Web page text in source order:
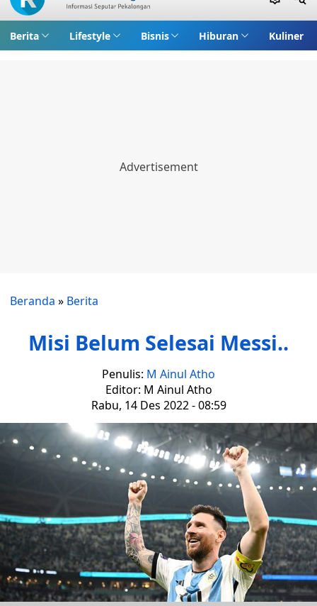
Berita Lifestyle Bisnis Hiburan Kuliner
Beranda » Berita
Misi Belum Selesai Messi..
Penulis: M Ainul Atho
Editor: M Ainul Atho
Rabu, 14 Des 2022 - 08:59